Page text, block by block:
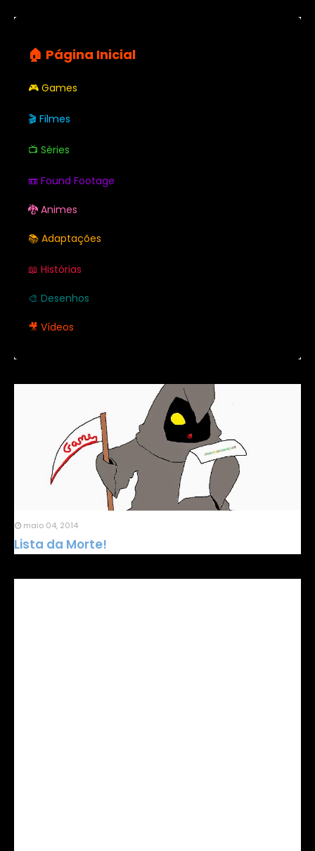
🏠 Página Inicial
🎮 Games
🎬 Filmes
📺 Séries
📼 Found Footage
🐉 Animes
📚 Adaptações
📖 Histórias
🎨 Desenhos
🎥 Vídeos
maio 04, 2014
Lista da Morte!